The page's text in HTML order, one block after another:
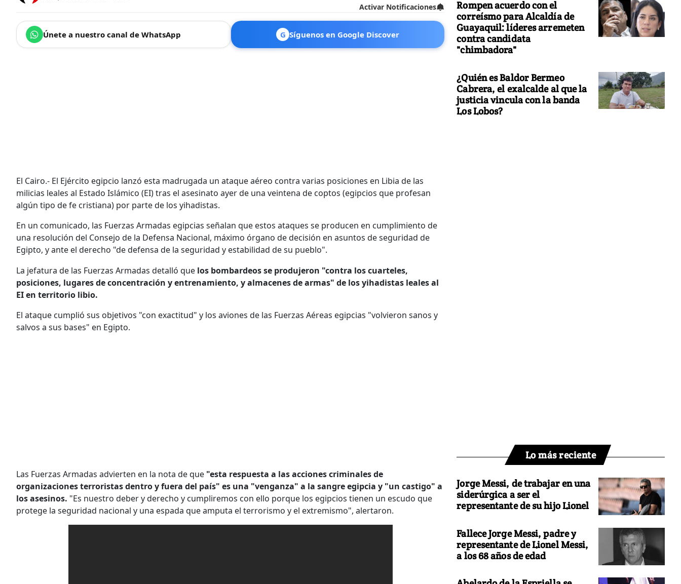
Activar Notificaciones
Únete a nuestro canal de WhatsApp G Síguenos en Google Discover
El Cairo.- El Ejército egipcio lanzó esta madrugada un ataque aéreo contra varias posiciones en Libia de las
milicias leales al Estado Islámico (EI) tras el asesinato ayer de una veintena de coptos (egipcios que profesan
algún tipo de fe cristiana) por parte de los yihadistas.
En un comunicado, las Fuerzas Armadas egipcias señalan que estos ataques se producen en cumplimiento de
una resolución del Consejo de la Defensa Nacional, máximo órgano de decisión en asuntos de seguridad de
Egipto, y ante el derecho "de defensa de la seguridad y estabilidad de su pueblo".
La jefatura de las Fuerzas Armadas detalló que los bombardeos se produjeron "contra los cuarteles,
posiciones, lugares de concentración y entrenamiento, y almacenes de armas" de los yihadistas leales al
EI en territorio libio.
El ataque cumplió sus objetivos "con exactitud" y los aviones de las Fuerzas Aéreas egipcias "volvieron sanos y
salvos a sus bases" en Egipto.
Las Fuerzas Armadas advierten en la nota de que "esta respuesta a las acciones criminales de
organizaciones terroristas dentro y fuera del país" es una "venganza" a la sangre egipcia y "un castigo" a
los asesinos. "Es nuestro deber y derecho y cumpliremos con ello porque los egipcios tienen un escudo que
protege la seguridad nacional y una espada que amputa el terrorismo y el extremismo", alertaron.
Rompen acuerdo con el
correísmo para Alcaldía de
Guayaquil: líderes arremeten
contra candidata
"chimbadora"
¿Quién es Baldor Bermeo
Cabrera, el exalcalde al que la
justicia vincula con la banda
Los Lobos?
Lo más reciente
Jorge Messi, de trabajar en una
siderúrgica a ser el
representante de su hijo Lionel
Fallece Jorge Messi, padre y
representante de Lionel Messi,
a los 68 años de edad